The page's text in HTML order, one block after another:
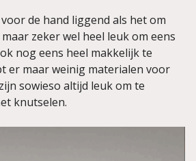
de hand liggend als het om
zeker wel heel leuk om eens
nog eens heel makkelijk te
er maar weinig materialen voor
zijn sowieso altijd leuk om te
knutselen.